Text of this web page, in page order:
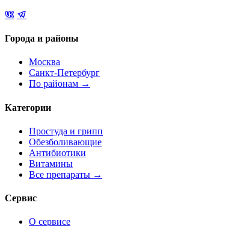
Города и районы
Москва
Санкт-Петербург
По районам →
Категории
Простуда и грипп
Обезболивающие
Антибиотики
Витамины
Все препараты →
Сервис
О сервисе